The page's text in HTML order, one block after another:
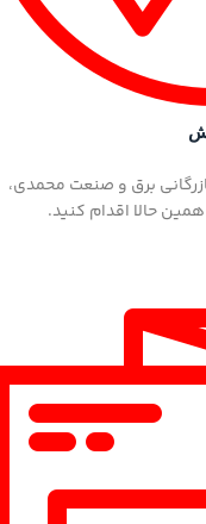
برق و صنعت محمدی،
حالا اقدام کنید.